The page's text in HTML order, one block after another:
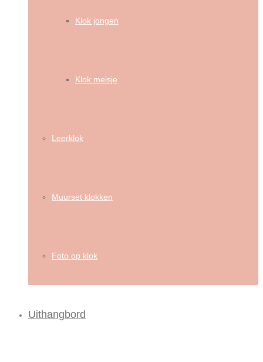
Klok jongen
Klok meisje
Leerklok
Muurset klokken
Foto op klok
Uithangbord